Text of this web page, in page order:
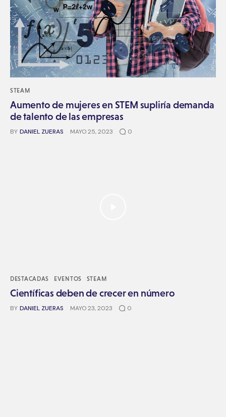
STEAM
Aumento de mujeres en STEM supliría demanda
de talento de las empresas
BY DANIEL ZUERAS MAYO 25, 2023 0
DESTACADAS EVENTOS STEAM
Científicas deben de crecer en número
BY DANIEL ZUERAS MAYO 23, 2023 0